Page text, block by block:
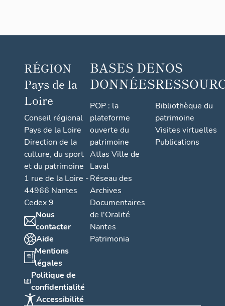
RÉGION
Pays de la
Loire
Conseil régional
Pays de la Loire
Direction de la
culture, du sport
et du patrimoine
1 rue de la Loire -
44966 Nantes
Cedex 9
Nous
contacter
Aide
Mentions
légales
Politique de
confidentialité
Accessibilité
BASES DE
DONNÉES
POP : la
plateforme
ouverte du
patrimoine
Atlas Ville de
Laval
Réseau des
Archives
Documentaires
de l'Oralité
Nantes
Patrimonia
NOS
Bibliothèque du
patrimoine
Visites virtuelles
Publications